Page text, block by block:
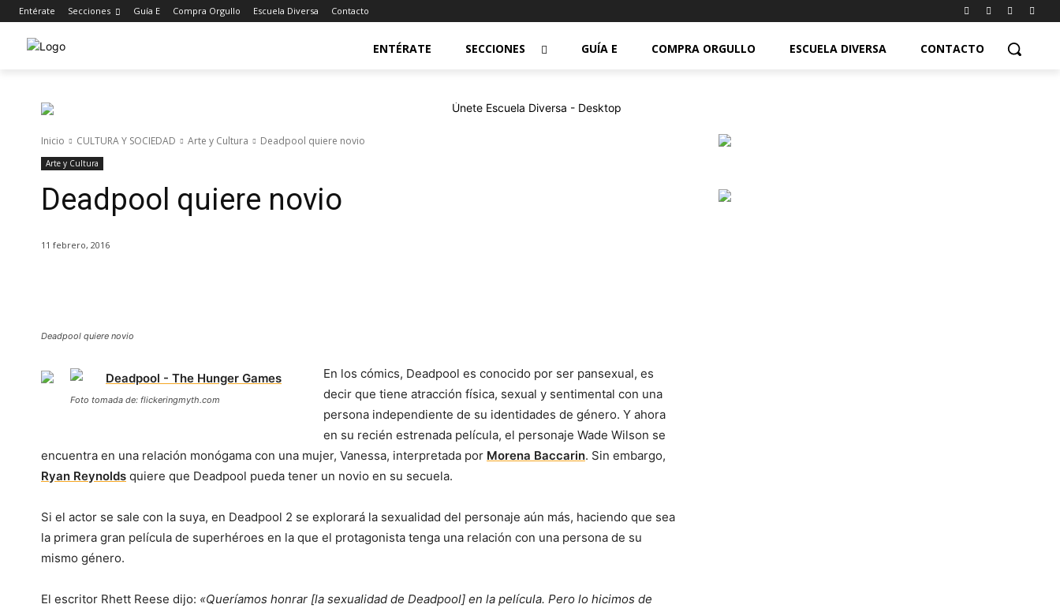
Entérate Secciones Guía E Compra Orgullo Escuela Diversa Contacto
ENTÉRATE SECCIONES GUÍA E COMPRA ORGULLO ESCUELA DIVERSA CONTACTO
Inicio CULTURA Y SOCIEDAD Arte y Cultura Deadpool quiere novio
Arte y Cultura
Deadpool quiere novio
11 febrero, 2016
Deadpool quiere novio
Foto tomada de: flickeringmyth.com
En los cómics, Deadpool es conocido por ser pansexual, es
decir que tiene atracción física, sexual y sentimental con una
persona independiente de su identidades de género. Y ahora
en su recién estrenada película, el personaje Wade Wilson se
encuentra en una relación monógama con una mujer, Vanessa, interpretada por Morena Baccarin. Sin embargo,
Ryan Reynolds quiere que Deadpool pueda tener un novio en su secuela.
Si el actor se sale con la suya, en Deadpool 2 se explorará la sexualidad del personaje aún más, haciendo que sea
la primera gran película de superhéroes en la que el protagonista tenga una relación con una persona de su
mismo género.
El escritor Rhett Reese dijo: «Queríamos honrar [la sexualidad de Deadpool] en la película. Pero lo hicimos de